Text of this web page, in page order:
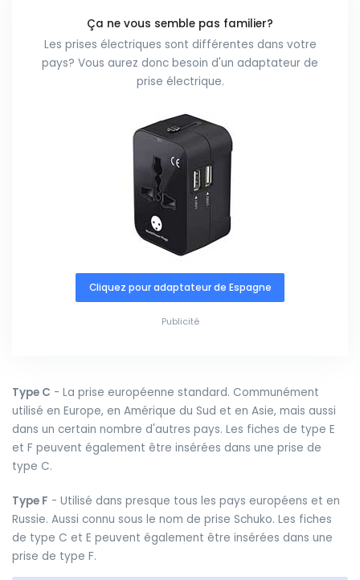
Ça ne vous semble pas familier?
Les prises électriques sont différentes dans votre
pays? Vous aurez donc besoin d'un adaptateur de
prise électrique.
Cliquez pour adaptateur de Espagne
Publicité
Type C - La prise européenne standard. Communément
utilisé en Europe, en Amérique du Sud et en Asie, mais aussi
dans un certain nombre d'autres pays. Les fiches de type E
et F peuvent également être insérées dans une prise de
type C.
Type F - Utilisé dans presque tous les pays européens et en
Russie. Aussi connu sous le nom de prise Schuko. Les fiches
de type C et E peuvent également être insérées dans une
prise de type F.